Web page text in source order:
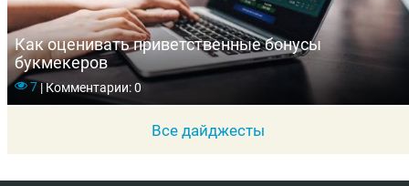
Как оценивать приветственные бонусы
букмекеров
7|Комментарии: 0
Все дайджесты